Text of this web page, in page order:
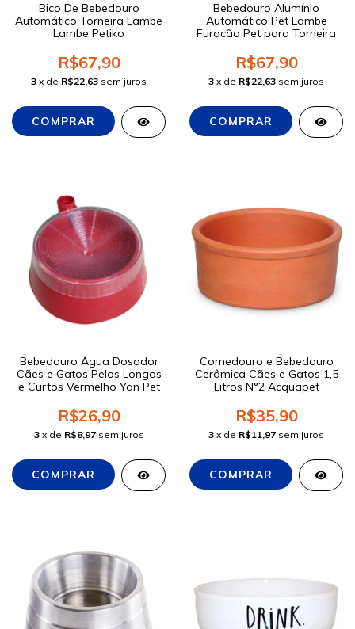
Bico De Bebedouro
Automático Torneira Lambe
Lambe Petiko
R$67,90
3 x de R$22,63 sem juros
Bebedouro Alumínio
Automático Pet Lambe
Furacão Pet para Torneira
R$67,90
3 x de R$22,63 sem juros
Bebedouro Água Dosador
Cães e Gatos Pelos Longos
e Curtos Vermelho Yan Pet
R$26,90
3 x de R$8,97 sem juros
Comedouro e Bebedouro
Cerâmica Cães e Gatos 1,5
Litros N°2 Acquapet
R$35,90
3 x de R$11,97 sem juros